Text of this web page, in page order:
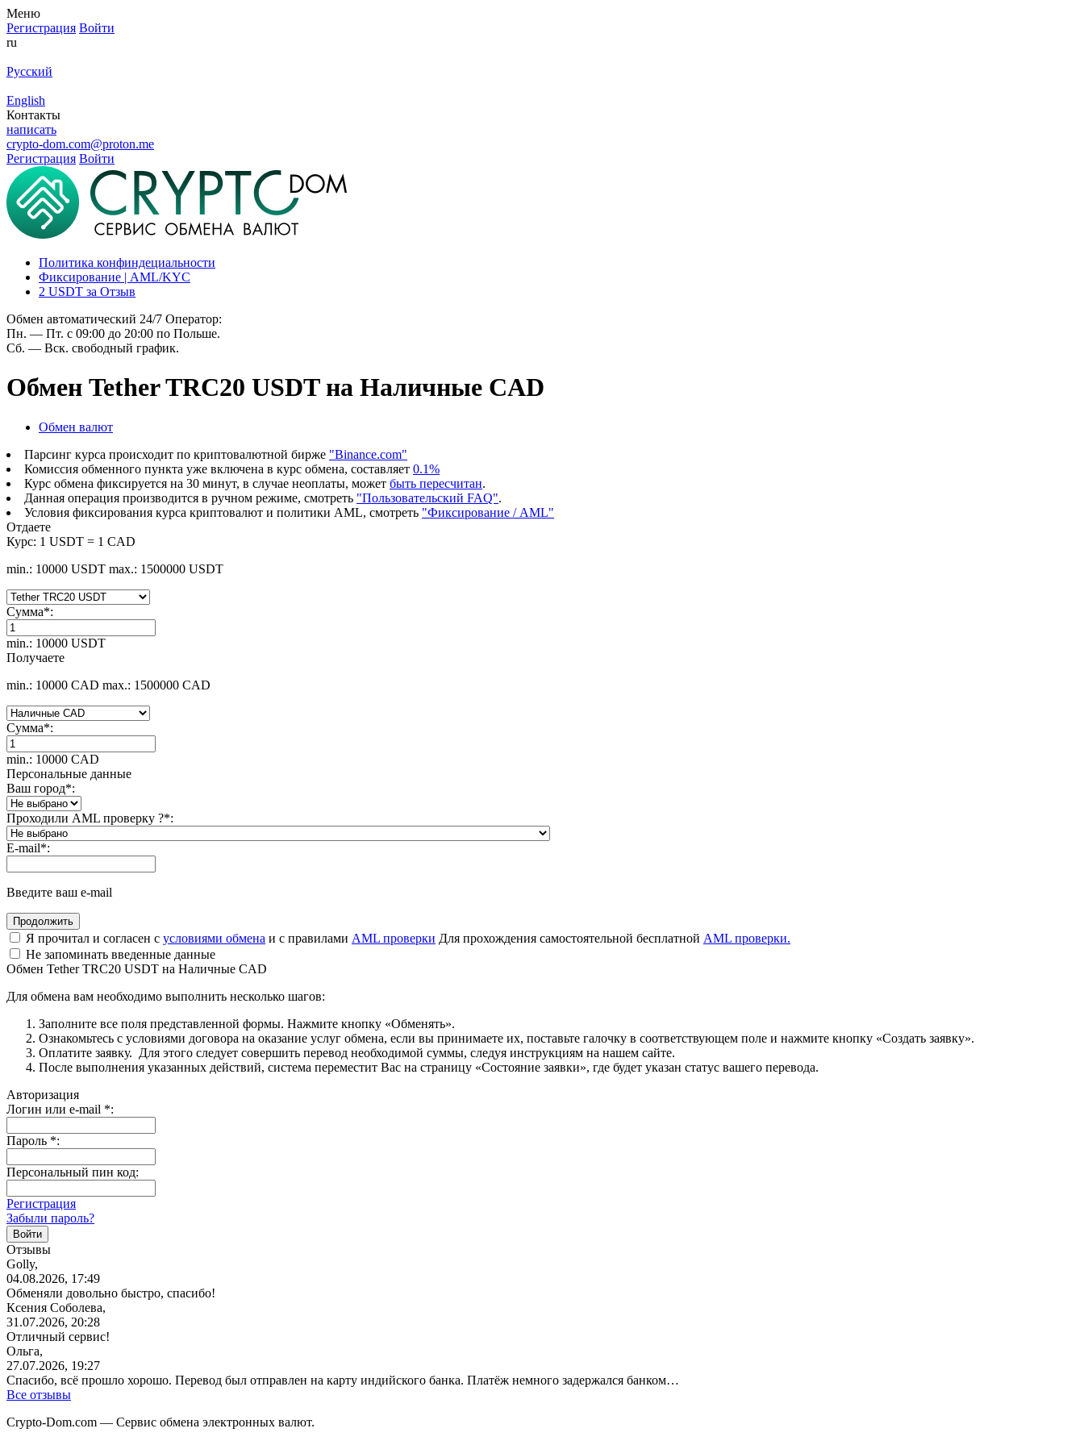
Меню
Регистрация Войти
ru
Русский
English
Контакты
написать
crypto-dom.com@proton.me
Регистрация Войти
Политика конфиндециальности
Фиксирование | AML/KYC
2 USDT за Отзыв
Обмен автоматический 24/7 Оператор:
Пн. — Пт. с 09:00 до 20:00 по Польше.
Сб. — Вск. свободный график.
Обмен Tether TRC20 USDT на Наличные CAD
Обмен валют
Парсинг курса происходит по криптовалютной бирже "Binance.com"
Комиссия обменного пункта уже включена в курс обмена, составляет 0.1%
Курс обмена фиксируется на 30 минут, в случае неоплаты, может быть пересчитан.
Данная операция производится в ручном режиме, смотреть "Пользовательский FAQ".
Условия фиксирования курса криптовалют и политики AML, смотреть "Фиксирование / AML"
Отдаете
Курс: 1 USDT = 1 CAD
min.: 10000 USDT max.: 1500000 USDT
Сумма*:
min.: 10000 USDT
Получаете
min.: 10000 CAD max.: 1500000 CAD
Сумма*:
min.: 10000 CAD
Персональные данные
Ваш город*:
Проходили AML проверку ?*:
E-mail*:
Введите ваш e-mail
Я прочитал и согласен с условиями обмена и с правилами AML проверки Для прохождения самостоятельной бесплатной AML проверки.
Не запоминать введенные данные
Обмен Tether TRC20 USDT на Наличные CAD
Для обмена вам необходимо выполнить несколько шагов:
Заполните все поля представленной формы. Нажмите кнопку «Обменять».
Ознакомьтесь с условиями договора на оказание услуг обмена, если вы принимаете их, поставьте галочку в соответствующем поле и нажмите кнопку «Создать заявку».
Оплатите заявку. Для этого следует совершить перевод необходимой суммы, следуя инструкциям на нашем сайте.
После выполнения указанных действий, система переместит Вас на страницу «Состояние заявки», где будет указан статус вашего перевода.
Авторизация
Логин или e-mail *:
Пароль *:
Персональный пин код:
Регистрация
Забыли пароль?
Отзывы
Golly,
04.08.2026, 17:49
Обменяли довольно быстро, спасибо!
Ксения Соболева,
31.07.2026, 20:28
Отличный сервис!
Ольга,
27.07.2026, 19:27
Спасибо, всё прошло хорошо. Перевод был отправлен на карту индийского банка. Платёж немного задержался банком…
Все отзывы
Crypto-Dom.com — Сервис обмена электронных валют.